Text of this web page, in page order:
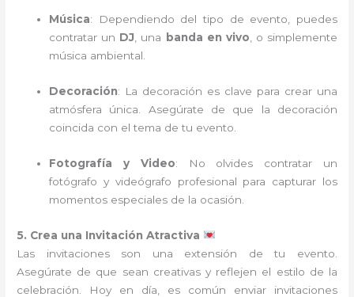
Música: Dependiendo del tipo de evento, puedes
contratar un DJ , una banda en vivo , o simplemente
música ambiental.
Decoración: La decoración es clave para crear una
atmósfera única. Asegúrate de que la decoración
coincida con el tema de tu evento.
Fotografía y Video: No olvides contratar un
fotógrafo y videógrafo profesional para capturar los
momentos especiales de la ocasión.
5. Crea una Invitación Atractiva
Las invitaciones son una extensión de tu evento.
Asegúrate de que sean creativas y reflejen el estilo de la
celebración. Hoy en día, es común enviar invitaciones